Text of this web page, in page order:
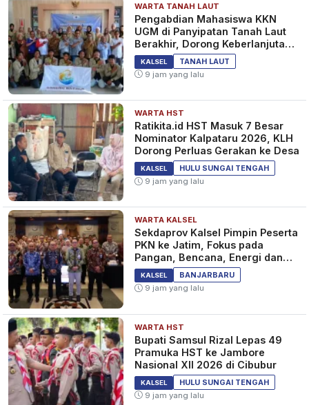
WARTA TANAH LAUT
Pengabdian Mahasiswa KKN
UGM di Panyipatan Tanah Laut
Berakhir, Dorong Keberlanjutan
Program Masyarakat
KALSEL
TANAH LAUT
9 jam yang lalu
WARTA HST
Ratikita.id HST Masuk 7 Besar
Nominator Kalpataru 2026, KLH
Dorong Perluas Gerakan ke Desa
KALSEL
HULU SUNGAI TENGAH
9 jam yang lalu
WARTA KALSEL
Sekdaprov Kalsel Pimpin Peserta
PKN ke Jatim, Fokus pada
Pangan, Bencana, Energi dan
Ekonomi
KALSEL
BANJARBARU
9 jam yang lalu
WARTA HST
Bupati Samsul Rizal Lepas 49
Pramuka HST ke Jambore
Nasional XII 2026 di Cibubur
KALSEL
HULU SUNGAI TENGAH
9 jam yang lalu